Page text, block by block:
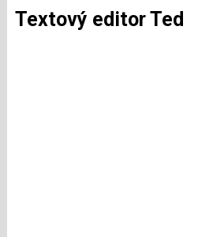
Textový editor Ted